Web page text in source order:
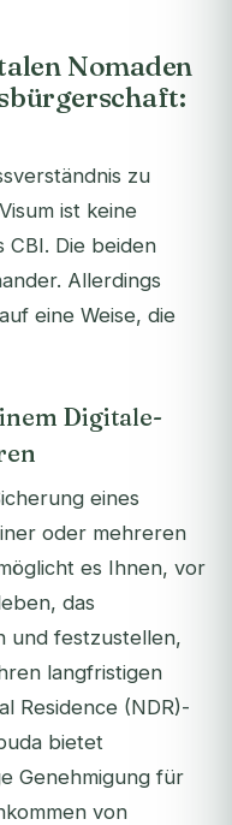
Nomaden
zu
ist keine
CBI. Die beiden
Allerdings
eine Weise, die
Digitale-
eines
oder mehreren
es Ihnen, vor
das
und festzustellen,
langfristigen
Residence (NDR)-
bietet
Genehmigung für
von